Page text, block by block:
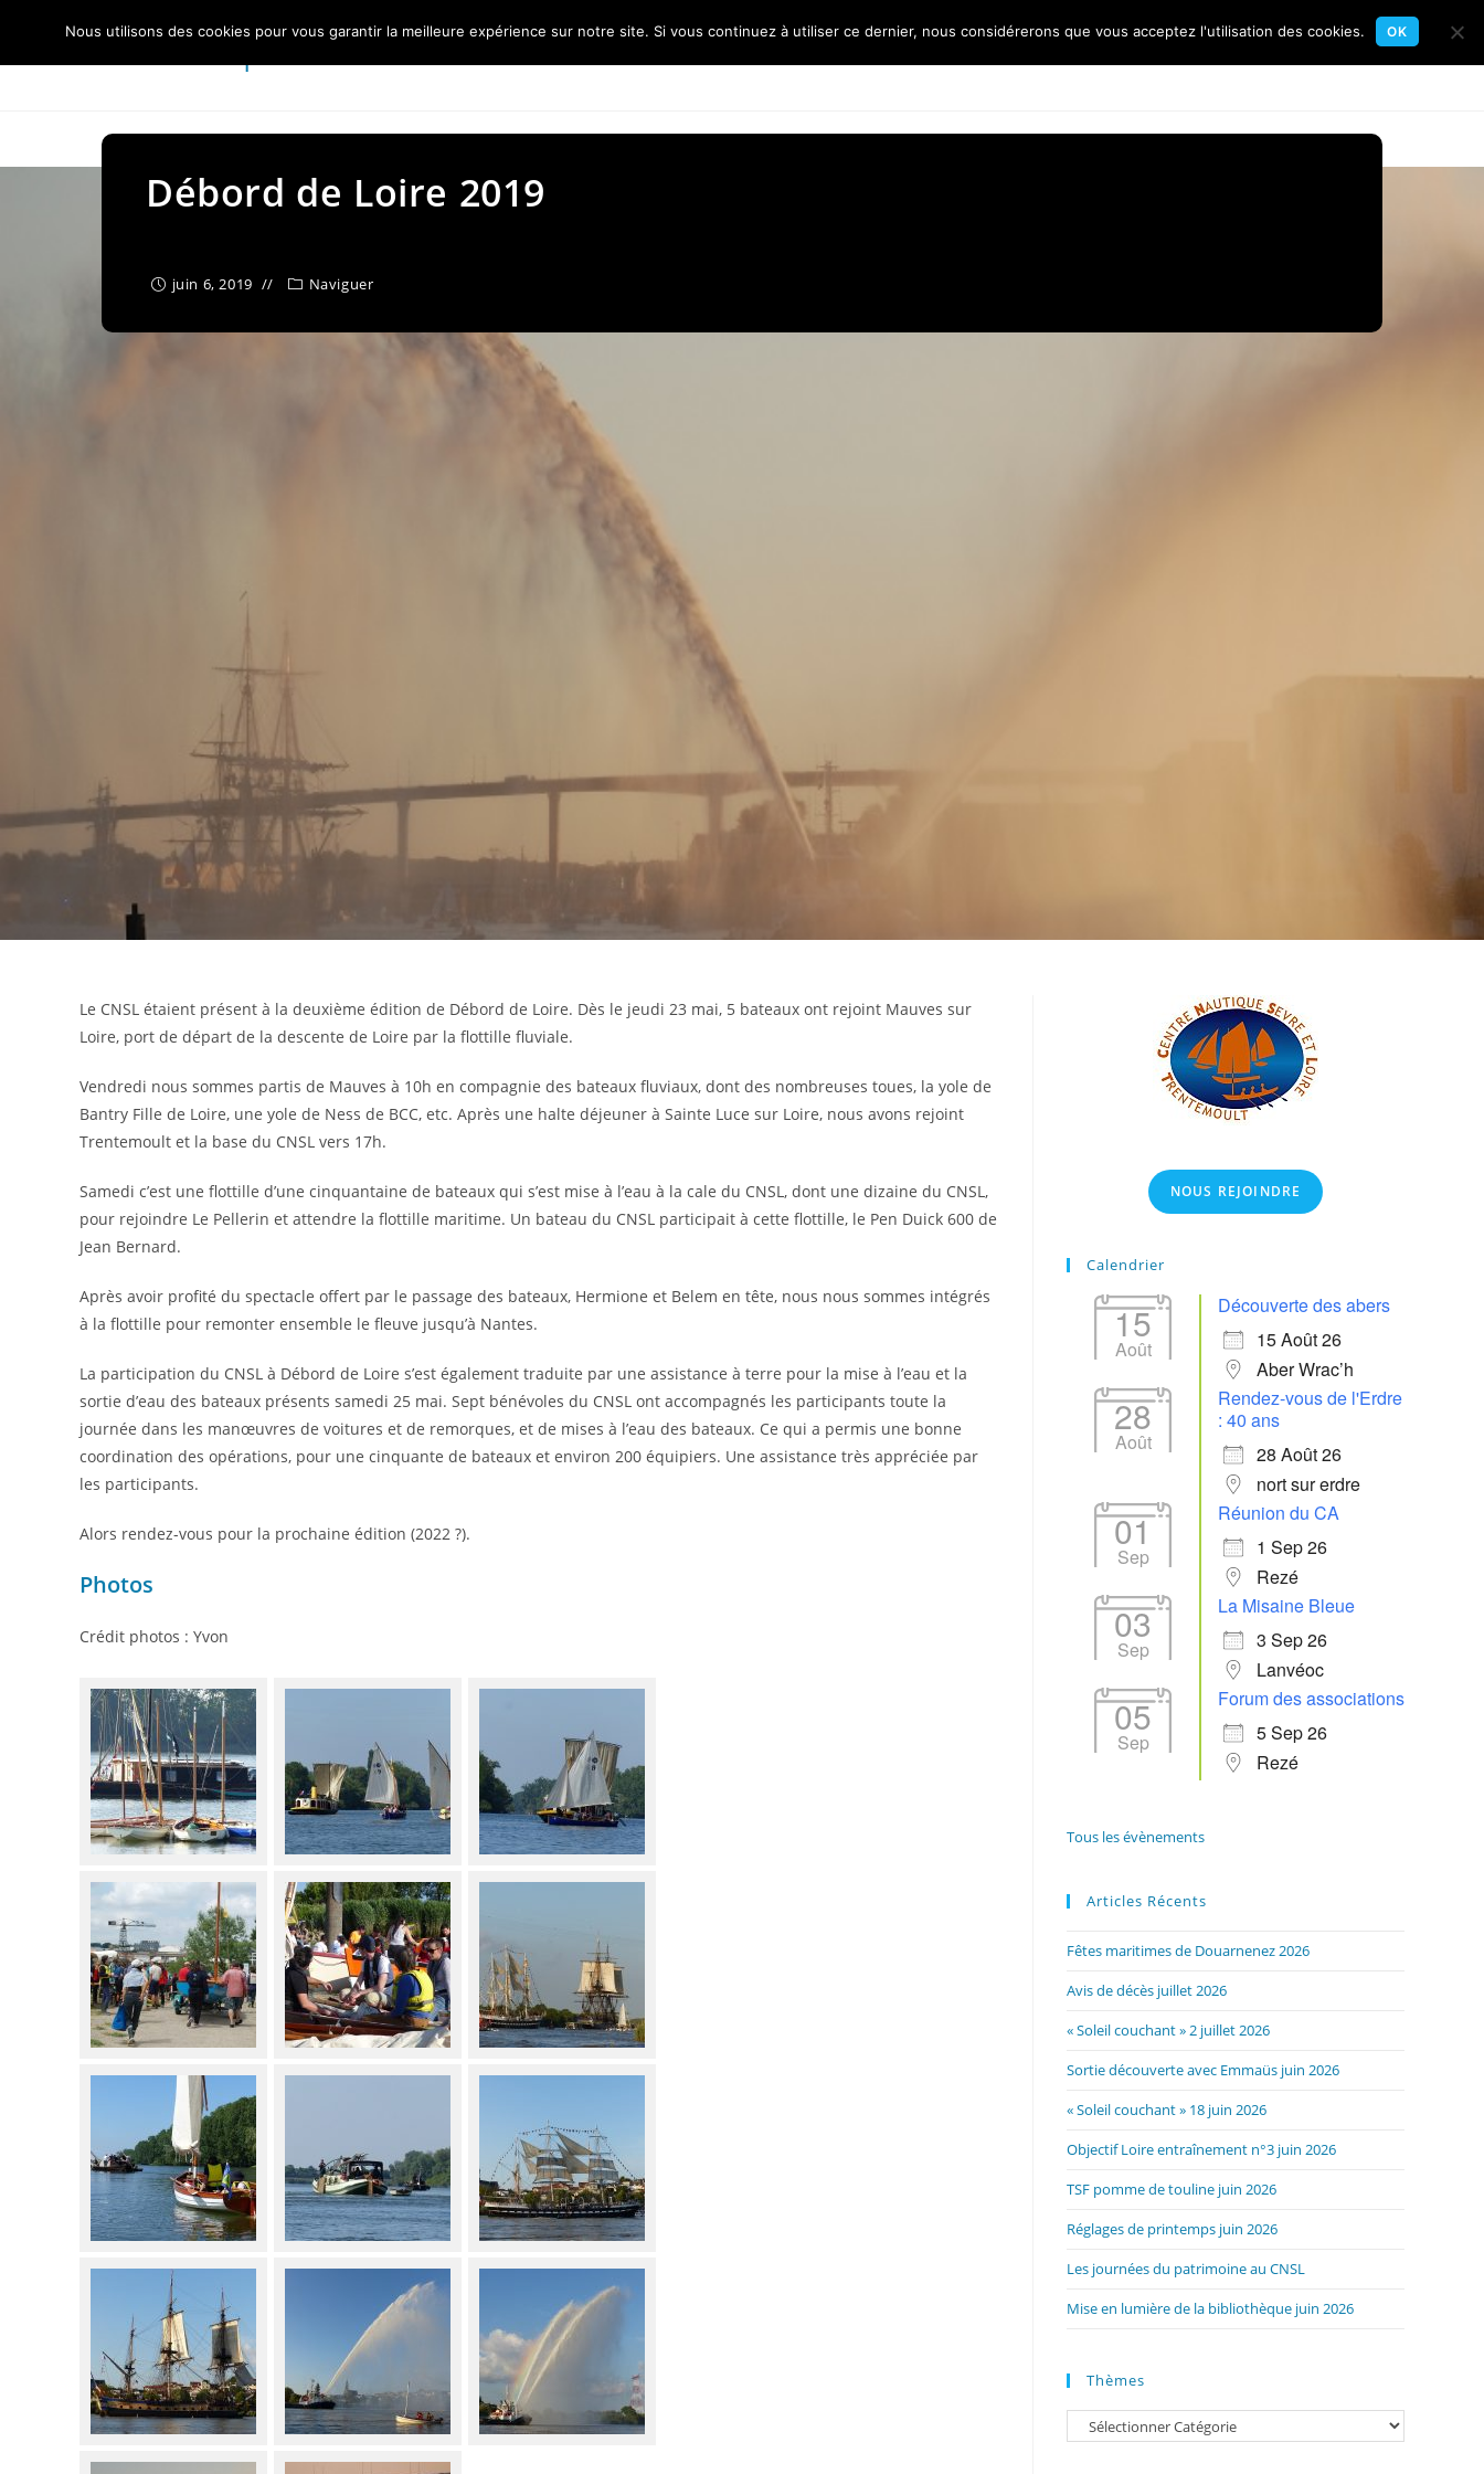
content
website
Débord de Loire 2019
juin 6, 2019 Naviguer
Le CNSL étaient présent à la deuxième édition de Débord de Loire. Dès le jeudi 23 mai, 5 bateaux ont rejoint Mauves sur
Loire, port de départ de la descente de Loire par la flottille fluviale.
Vendredi nous sommes partis de Mauves à 10h en compagnie des bateaux fluviaux, dont des nombreuses toues, la yole de
Bantry Fille de Loire, une yole de Ness de BCC, etc. Après une halte déjeuner à Sainte Luce sur Loire, nous avons rejoint
Trentemoult et la base du CNSL vers 17h.
Samedi c’est une flottille d’une cinquantaine de bateaux qui s’est mise à l’eau à la cale du CNSL, dont une dizaine du CNSL,
pour rejoindre Le Pellerin et attendre la flottille maritime. Un bateau du CNSL participait à cette flottille, le Pen Duick 600 de
Jean Bernard.
Après avoir profité du spectacle offert par le passage des bateaux, Hermione et Belem en tête, nous nous sommes intégrés
à la flottille pour remonter ensemble le fleuve jusqu’à Nantes.
La participation du CNSL à Débord de Loire s’est également traduite par une assistance à terre pour la mise à l’eau et la
sortie d’eau des bateaux présents samedi 25 mai. Sept bénévoles du CNSL ont accompagnés les participants toute la
journée dans les manœuvres de voitures et de remorques, et de mises à l’eau des bateaux. Ce qui a permis une bonne
coordination des opérations, pour une cinquante de bateaux et environ 200 équipiers. Une assistance très appréciée par
les participants.
Alors rendez-vous pour la prochaine édition (2022 ?).
Photos
Crédit photos : Yvon
NOUS REJOINDRE
Calendrier
15
Août
Découverte des abers
15 Août 26
Aber Wrac’h
28
Août
Rendez-vous de l'Erdre
: 40 ans
28 Août 26
nort sur erdre
01
Sep
Réunion du CA
1 Sep 26
Rezé
03
Sep
La Misaine Bleue
3 Sep 26
Lanvéoc
05
Sep
Forum des associations
5 Sep 26
Rezé
Tous les évènements
Articles Récents
Fêtes maritimes de Douarnenez 2026
Avis de décès juillet 2026
« Soleil couchant » 2 juillet 2026
Sortie découverte avec Emmaüs juin 2026
« Soleil couchant » 18 juin 2026
Objectif Loire entraînement n°3 juin 2026
TSF pomme de touline juin 2026
Réglages de printemps juin 2026
Les journées du patrimoine au CNSL
Mise en lumière de la bibliothèque juin 2026
Thèmes
Catégories
Nous utilisons des cookies pour vous garantir la meilleure expérience sur notre site. Si vous continuez à utiliser ce dernier, nous considérerons que vous acceptez l'utilisation des cookies. OK